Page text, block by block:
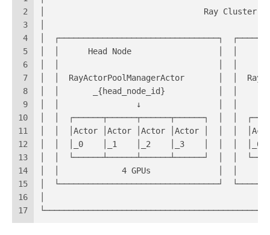
2
3
4
5
6
7
8
9
10
11
12
13
14
15
16
17
│                                 Ray
│  ┌─────────────────────────────────┐
│  │      Head Node                  │  │
│  │  RayActorPoolManagerActor       │  │
│  │       _{head_node_id}           │  │
│  │                ↓                │  │
│  │  ┌──────┬──────┬──────┬──────┐  │  │
│  │  │Actor │Actor │Actor │Actor │  │  │
│  │  │_0    │_1    │_2    │_3    │  │  │
│  │  └──────┴──────┴──────┴──────┘  │  │
│  │             4 GPUs              │  │
│  └─────────────────────────────────┘